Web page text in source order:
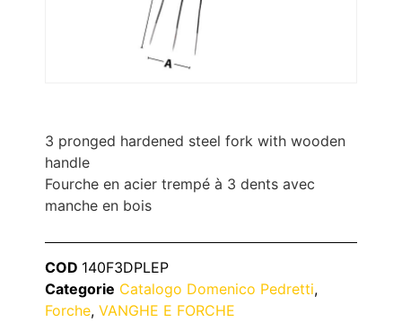
3 pronged hardened steel fork with wooden
handle
Fourche en acier trempé à 3 dents avec
manche en bois
COD 140F3DPLEP
Categorie Catalogo Domenico Pedretti,
Forche, VANGHE E FORCHE